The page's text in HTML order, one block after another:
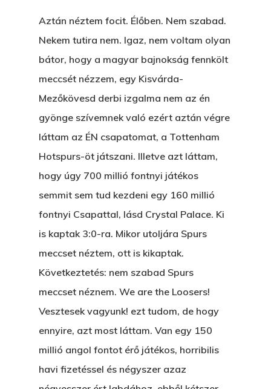
Aztán néztem focit. Élőben. Nem szabad.
Nekem tutira nem. Igaz, nem voltam olyan
bátor, hogy a magyar bajnokság fennkölt
meccsét nézzem, egy Kisvárda-
Mezőkövesd derbi izgalma nem az én
gyönge szívemnek való ezért aztán végre
láttam az ÉN csapatomat, a Tottenham
Hotspurs-öt játszani. Illetve azt láttam,
hogy úgy 700 millió fontnyi játékos
semmit sem tud kezdeni egy 160 millió
fontnyi Csapattal, lásd Crystal Palace. Ki
is kaptak 3:0-ra. Mikor utoljára Spurs
meccset néztem, ott is kikaptak.
Következtetés: nem szabad Spurs
meccset néznem. We are the Loosers!
Vesztesek vagyunk! ezt tudom, de hogy
ennyire, azt most láttam. Van egy 150
millió angol fontot érő játékos, horribilis
havi fizetéssel és négyszer azaz